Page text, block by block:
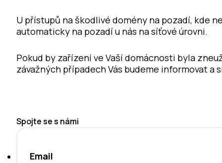
U přístupů na škodlivé domény na pozadí, kde
automaticky na pozadí u nás na síťové úrovni.
Pokud by zařízení ve Vaší domácnosti byla
závažných případech Vás budeme informovat
Spojte se s námi
Email